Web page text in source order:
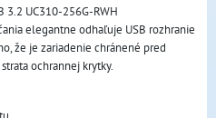
3.2 UC310-256G-RWH
elegantne odhaľuje USB rozhranie
že je zariadenie chránené pred
ochrannej krytky.